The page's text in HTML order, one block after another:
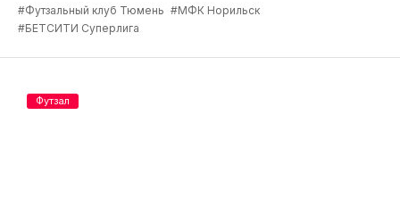
#Футзальный клуб Тюмень #МФК Норильск
#БЕТСИТИ Суперлига
Футзал